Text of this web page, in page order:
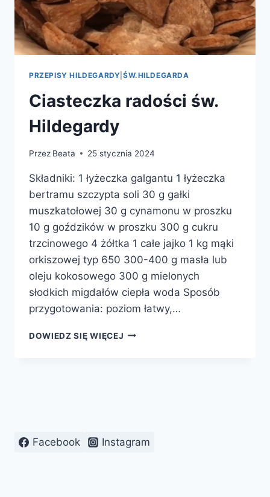
PRZEPISY HILDEGARDY ŚW.HILDEGARDA
Ciasteczka radości św.
Hildegardy
Przez Beata 25 stycznia 2024
Składniki: 1 łyżeczka galgantu 1 łyżeczka
bertramu szczypta soli 30 g gałki
muszkatołowej 30 g cynamonu w proszku
10 g goździków w proszku 300 g cukru
trzcinowego 4 żółtka 1 całe jajko 1 kg mąki
orkiszowej typ 650 300-400 g masła lub
oleju kokosowego 300 g mielonych
słodkich migdałów ciepła woda Sposób
przygotowania: poziom łatwy,…
DOWIEDZ SIĘ WIĘCEJ CIASTECZKA
Facebook Instagram